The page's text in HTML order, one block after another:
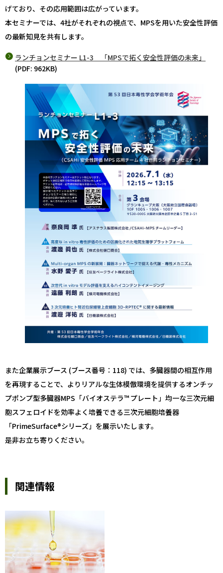
げており、その応用範囲は広がっています。
本セミナーでは、4社がそれぞれの視点で、MPSを用いた安全性評価
の最新知見を共有します。
ランチョンセミナー L1-3 「MPSで拓く安全性評価の未来」
(PDF: 962KB)
また企業展示ブース (ブース番号：118) では、多臓器間の相互作用
を再現することで、よりリアルな生体模倣環境を提供するオンチッ
プポンプ型多臓器MPS「バイオステラ™ プレート」均一な三次元細
胞スフェロイドを効率よく培養できる三次元細胞培養器
「PrimeSurface®シリーズ」を展示いたします。
是非お立ち寄りください。
関連情報